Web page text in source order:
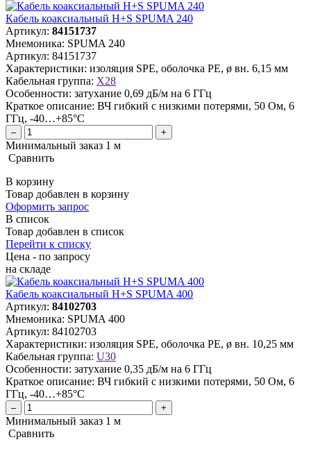
Кабель коаксиальный H+S SPUMA 240
Артикул: 84151737
Мнемоника: SPUMA 240
Артикул: 84151737
Характеристики: изоляция SPE, оболочка PE, ø вн. 6,15 мм
Кабельная группа: X28
Особенности: затухание 0,69 дБ/м на 6 ГГц
Краткое описание: ВЧ гибкий с низкими потерями, 50 Ом, 6
ГГц, -40…+85°C
– +
Минимальный заказ 1 м
Сравнить
В корзину
Товар добавлен в корзину
Оформить запрос
В список
Товар добавлен в список
Перейти к списку
Цена - по запросу
на складе
Кабель коаксиальный H+S SPUMA 400
Артикул: 84102703
Мнемоника: SPUMA 400
Артикул: 84102703
Характеристики: изоляция SPE, оболочка PE, ø вн. 10,25 мм
Кабельная группа: U30
Особенности: затухание 0,35 дБ/м на 6 ГГц
Краткое описание: ВЧ гибкий с низкими потерями, 50 Ом, 6
ГГц, -40…+85°C
– +
Минимальный заказ 1 м
Сравнить